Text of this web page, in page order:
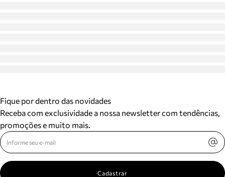
Fique por dentro das novidades
Receba com exclusividade a nossa newsletter com tendências,
promoções e muito mais.
Cadastrar